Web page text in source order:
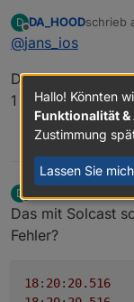
Ich
Facebook
Schau
Da
Keys etc
Gruß, Jan
D
Offline
DA_HOODschrieb
zuletzt
@jans_ios
Den API hab ich
1 und 2 auch 🤔
D
Offline zuletzt
Das mit Solcast
Fehler?
18: 20: 20.516
Hallo! Könnten
Funktionalität
Zustimmung
Lassen Sie